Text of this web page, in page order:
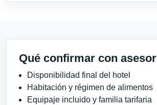
Qué confirmar con asesor
Disponibilidad final del hotel
Habitación y régimen de alimentos
Equipaje incluido y familia tarifaria